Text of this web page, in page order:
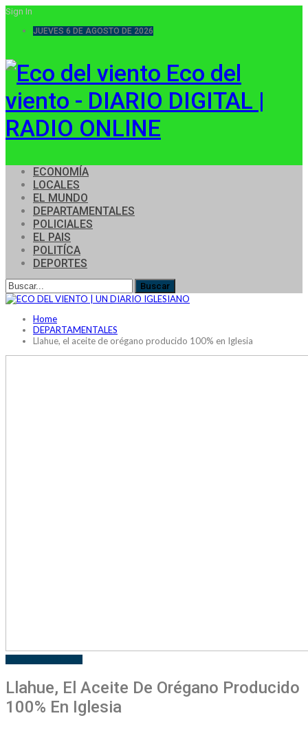
Sign In
JUEVES 6 DE AGOSTO DE 2026
Eco del
viento - DIARIO DIGITAL |
RADIO ONLINE
ECONOMÍA
LOCALES
EL MUNDO
DEPARTAMENTALES
POLICIALES
EL PAIS
POLITÍCA
DEPORTES
Home
DEPARTAMENTALES
Llahue, el aceite de orégano producido 100% en Iglesia
Llahue, El Aceite De Orégano Producido
100% En Iglesia